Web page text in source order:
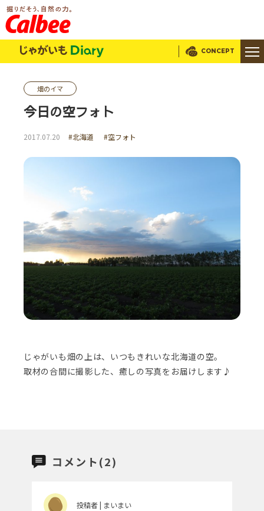
じゃがいもDialy CONCEPT
畑のイマ
今日の空フォト
2017.07.20 #北海道 #空フォト
じゃがいも畑の上は、いつもきれいな北海道の空。
取材の合間に撮影した、癒しの写真をお届けします♪
コメント(2)
投稿者 | まいまい